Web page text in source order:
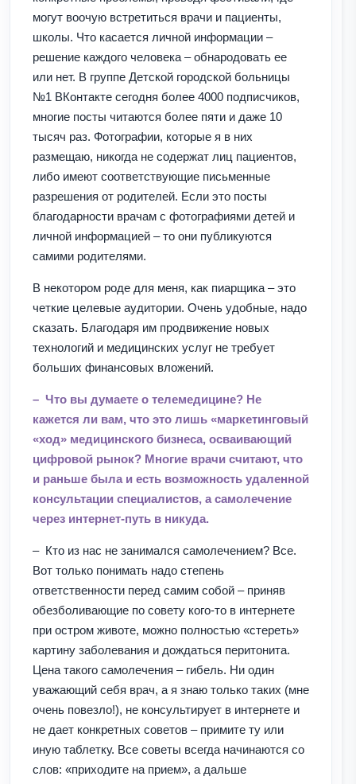
могут воочую встретиться врачи и пациенты,
школы. Что касается личной информации –
решение каждого человека – обнародовать ее
или нет. В группе Детской городской больницы
№1 ВКонтакте сегодня более 4000 подписчиков,
многие посты читаются более пяти и даже 10
тысяч раз. Фотографии, которые я в них
размещаю, никогда не содержат лиц пациентов,
либо имеют соответствующие письменные
разрешения от родителей. Если это посты
благодарности врачам с фотографиями детей и
личной информацией – то они публикуются
самими родителями.
В некотором роде для меня, как пиарщика – это
четкие целевые аудитории. Очень удобные, надо
сказать. Благодаря им продвижение новых
технологий и медицинских услуг не требует
больших финансовых вложений.
– Что вы думаете о телемедицине? Не
кажется ли вам, что это лишь «маркетинговый
«ход» медицинского бизнеса, осваивающий
цифровой рынок? Многие врачи считают, что
и раньше была и есть возможность удаленной
консультации специалистов, а самолечение
через интернет-путь в никуда.
– Кто из нас не занимался самолечением? Все.
Вот только понимать надо степень
ответственности перед самим собой – приняв
обезболивающие по совету кого-то в интернете
при остром животе, можно полностью «стереть»
картину заболевания и дождаться перитонита.
Цена такого самолечения – гибель. Ни один
уважающий себя врач, а я знаю только таких (мне
очень повезло!), не консультирует в интернете и
не дает конкретных советов – примите ту или
иную таблетку. Все советы всегда начинаются со
слов: «приходите на прием», а дальше